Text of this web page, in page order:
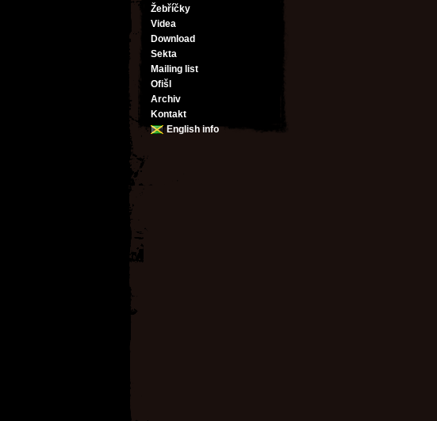
Žebříčky
Videa
Download
Sekta
Mailing list
Ofišl
Archiv
Kontakt
English info